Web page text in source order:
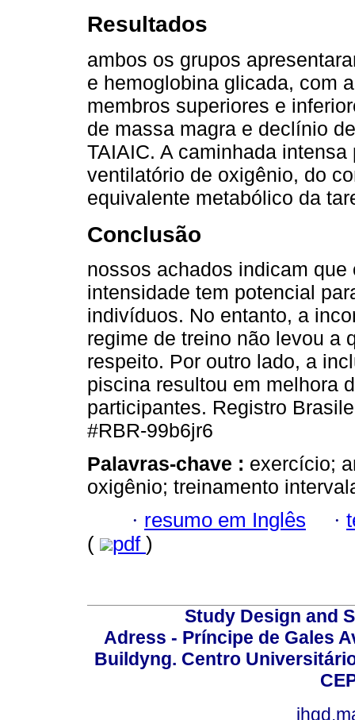
Resultados
ambos os grupos
e hemoglobina glicada, com
membros superiores e
de massa magra e declínio
TAIAIC. A caminhada
ventilatório de oxigênio, do
equivalente metabólico da
Conclusão
nossos achados indicam
intensidade tem potencial
indivíduos. No entanto, a
regime de treino não levou a
respeito. Por outro lado, a
piscina resultou em melhora
participantes. Registro
#RBR-99b6jr6
Palavras-chave : exercício;
oxigênio; treinamento
· resumo em Inglês ·
(
pdf )
Study Design and
Adress - Príncipe de Gales
Buildyng. Centro